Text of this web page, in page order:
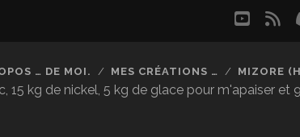
kg de nickel, 5 kg de glace pour m'apaiser et
… DE MOI. MES CRÉATIONS … MIZORE